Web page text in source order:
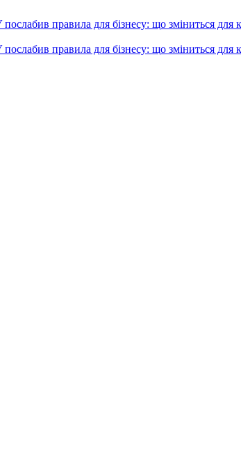
правила для бізнесу: що зміниться для
правила для бізнесу: що зміниться для